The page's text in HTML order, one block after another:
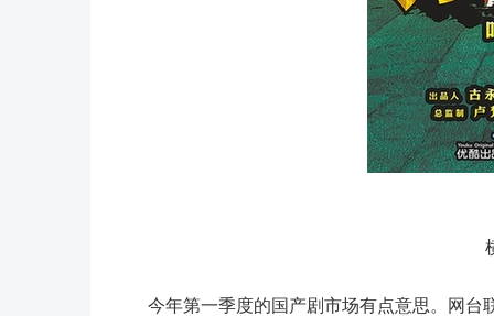
横
今年第一季度的国产剧市场有点意思。网台